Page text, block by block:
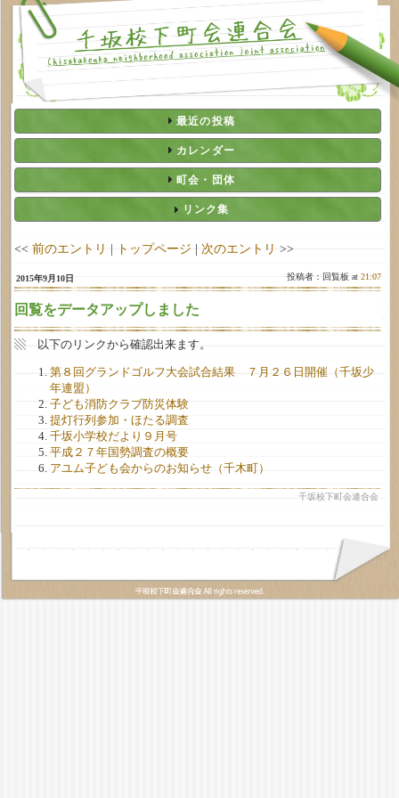
最近の投稿
カレンダー
町会・団体
リンク集
<< 前のエントリ | トップページ | 次のエントリ >>
2015年9月10日 投稿者：回覧板 at21:07
回覧をデータアップしました
▧ 以下のリンクから確認出来ます。
第８回グランドゴルフ大会試合結果 ７月２６日開催（千坂少
年連盟）
子ども消防クラブ防災体験
提灯行列参加・ほたる調査
千坂小学校だより９月号
平成２７年国勢調査の概要
アユム子ども会からのお知らせ（千木町）
千坂校下町会連合会